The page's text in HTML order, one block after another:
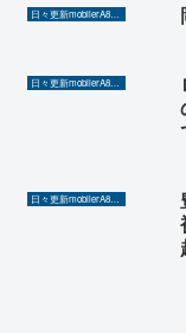
日々更新mobilerA8（Yahoo!ニュースを毎日ウォッチ）